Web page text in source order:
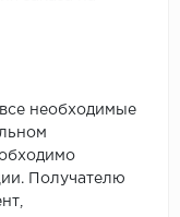
необходимые
Получателю